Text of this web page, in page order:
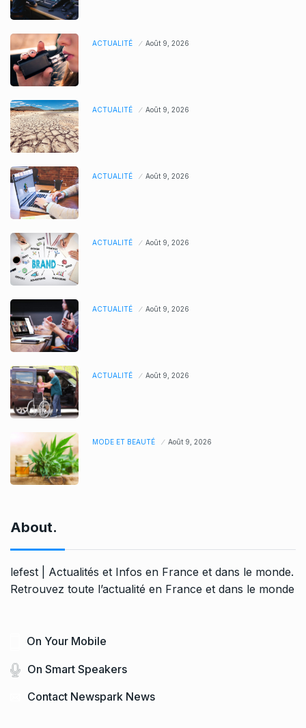
ACTUALITÉ Août 9, 2026
ACTUALITÉ Août 9, 2026
ACTUALITÉ Août 9, 2026
ACTUALITÉ Août 9, 2026
ACTUALITÉ Août 9, 2026
ACTUALITÉ Août 9, 2026
MODE ET BEAUTÉ Août 9, 2026
About.
lefest | Actualités et Infos en France et dans le monde.
Retrouvez toute l’actualité en France et dans le monde
On Your Mobile
On Smart Speakers
Contact Newspark News